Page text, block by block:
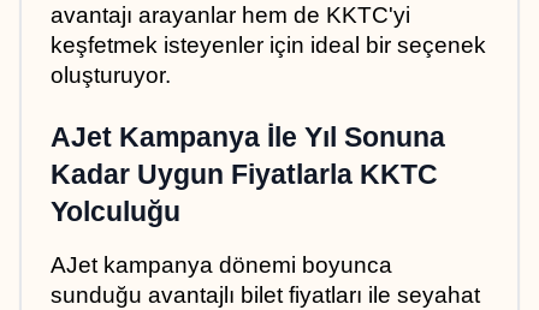
avantajı arayanlar hem de KKTC'yi
keşfetmek isteyenler için ideal bir seçenek
oluşturuyor.
AJet Kampanya İle Yıl Sonuna
Kadar Uygun Fiyatlarla KKTC
Yolculuğu
AJet kampanya dönemi boyunca
sunduğu avantajlı bilet fiyatları ile seyahat